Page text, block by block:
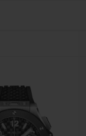
온라인 익스클